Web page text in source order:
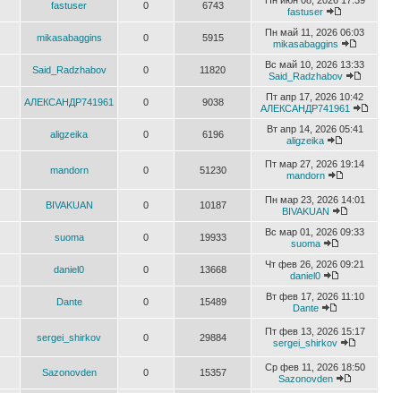
fastuser 0 6743
fastuser
mikasabaggins 0 5915
Пн май 11, 2026 06:03
mikasabaggins
Said_Radzhabov 0 11820
Вс май 10, 2026 13:33
Said_Radzhabov
АЛЕКСАНДР741961 0 9038
Пт апр 17, 2026 10:42
АЛЕКСАНДР741961
aligzeika 0 6196
Вт апр 14, 2026 05:41
aligzeika
mandorn 0 51230
Пт мар 27, 2026 19:14
mandorn
BIVAKUAN 0 10187
Пн мар 23, 2026 14:01
BIVAKUAN
suoma 0 19933
Вс мар 01, 2026 09:33
suoma
daniel0 0 13668
Чт фев 26, 2026 09:21
daniel0
Dante 0 15489
Вт фев 17, 2026 11:10
Dante
sergei_shirkov 0 29884
Пт фев 13, 2026 15:17
sergei_shirkov
Sazonovden 0 15357
Ср фев 11, 2026 18:50
Sazonovden